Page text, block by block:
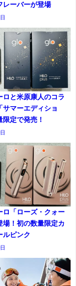
レーバーが登場
ロと米原康人のコラ
サマーエディショ
限定で発売！
ロ「ローズ・クォー
場！初の数量限定カ
ルピンク